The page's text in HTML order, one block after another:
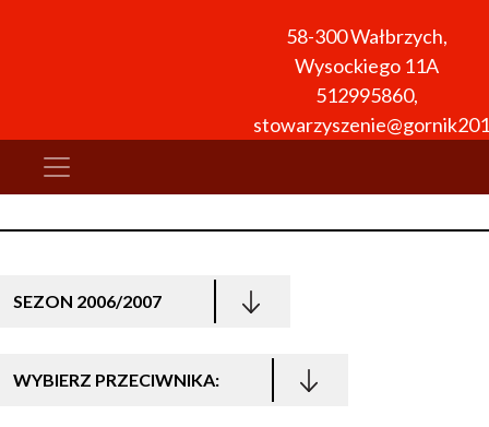
58-300Wałbrzych,
Wysockiego 11A
512995860,
SEZON 2006/2007
WYBIERZ PRZECIWNIKA: